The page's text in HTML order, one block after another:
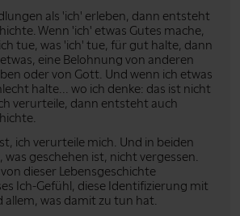
als 'ich' erleben, dann entsteht
Wenn 'ich' etwas Gutes mache,
tue, was 'ich' tue, für gut halte, dann
eine Belohnung von anderen
oder von Gott. Und wenn ich etwas
halte... wo ich denke: das ist nicht
verurteile, dann entsteht auch
ich verurteile mich. Und in beiden
was geschehen ist, nicht vergessen.
dieser Lebensgeschichte
Ich-Gefühl, diese Identifizierung mit
allem, was damit zu tun hat.